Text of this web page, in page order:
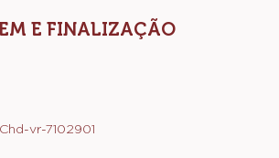
E FINALIZAÇÃO
Chd-vr-7102901